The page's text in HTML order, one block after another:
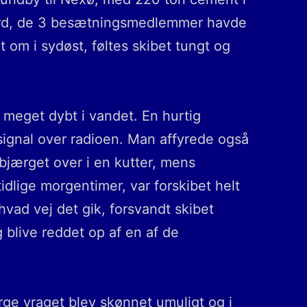
de 3 besætningsmedlemmer havde
om i sydøst, føltes skibet tungt og
dybt i vandet. En hurtig
over radioen. Man affyrede også
over i en kutter, mens
morgentimer, var forskibet helt
vej det gik, forsvandt skibet
blive reddet op af en af de
vraget blev skønnet umuligt og i